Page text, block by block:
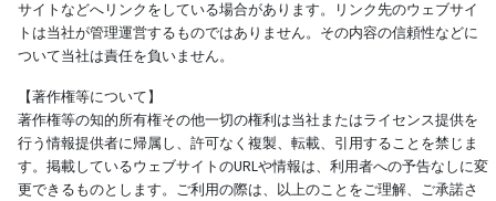
サイトなどへリンクをしている場合があります。リンク先のウェブサイ
トは当社が管理運営するものではありません。その内容の信頼性などに
ついて当社は責任を負いません。
【著作権等について】
著作権等の知的所有権その他一切の権利は当社またはライセンス提供を
行う情報提供者に帰属し、許可なく複製、転載、引用することを禁じま
す。掲載しているウェブサイトのURLや情報は、利用者への予告なしに変
更できるものとします。ご利用の際は、以上のことをご理解、ご承諾さ